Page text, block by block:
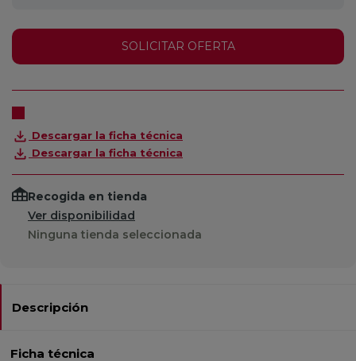
SOLICITAR OFERTA
Descargar la ficha técnica
Descargar la ficha técnica
Recogida en tienda
Ver disponibilidad
Ninguna tienda seleccionada
Descripción
Ficha técnica